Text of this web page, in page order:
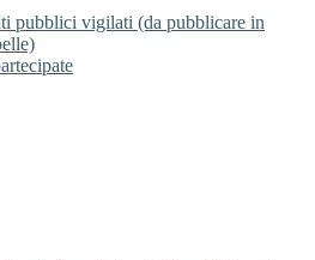
pubblici vigilati (da pubblicare in